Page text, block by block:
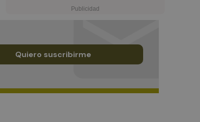
Quiero suscribirme